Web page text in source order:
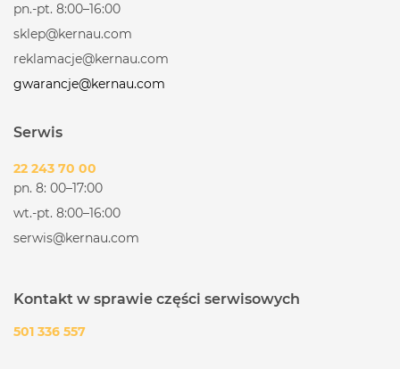
pn.-pt. 8:00–16:00
sklep@kernau.com
reklamacje@kernau.com
gwarancje@kernau.com
Serwis
22 243 70 00
pn. 8: 00–17:00
wt.-pt. 8:00–16:00
serwis@kernau.com
Kontakt w sprawie części serwisowych
501 336 557